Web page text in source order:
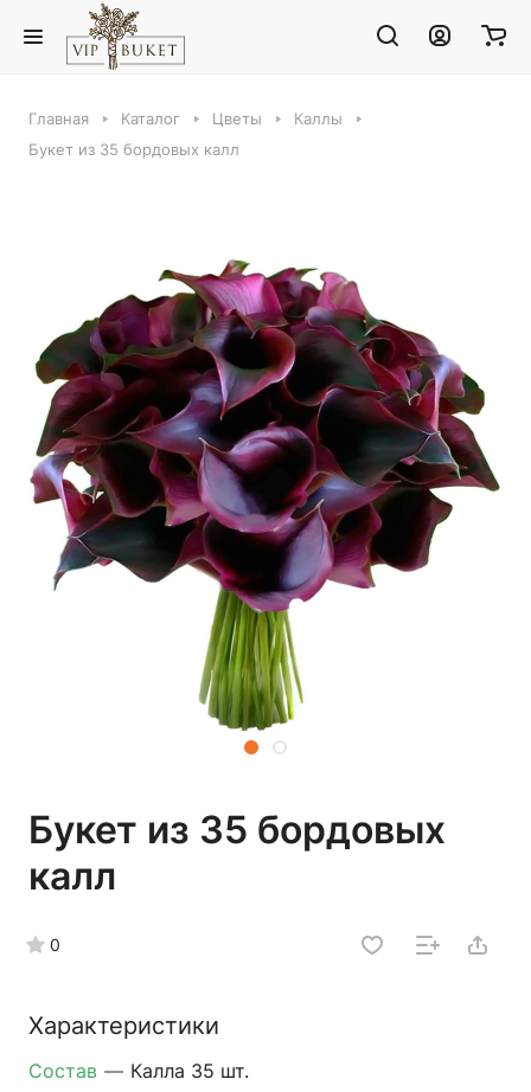
Главная Каталог Цветы
Каллы
Букет из 35 бордовых калл
Букет из 35 бордовых
калл
0
Характеристики
Состав — Калла 35 шт.